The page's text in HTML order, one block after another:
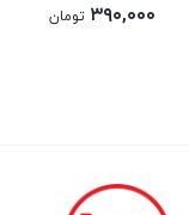
۳۹۰,۰۰۰ تومان